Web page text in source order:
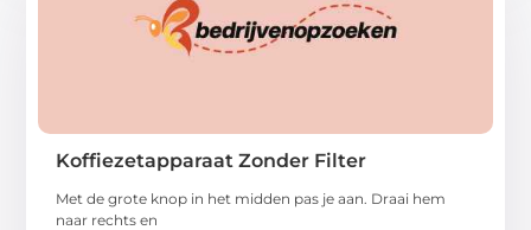
Koffiezetapparaat Zonder Filter
Met de grote knop in het midden pas je aan. Draai hem
naar rechts en